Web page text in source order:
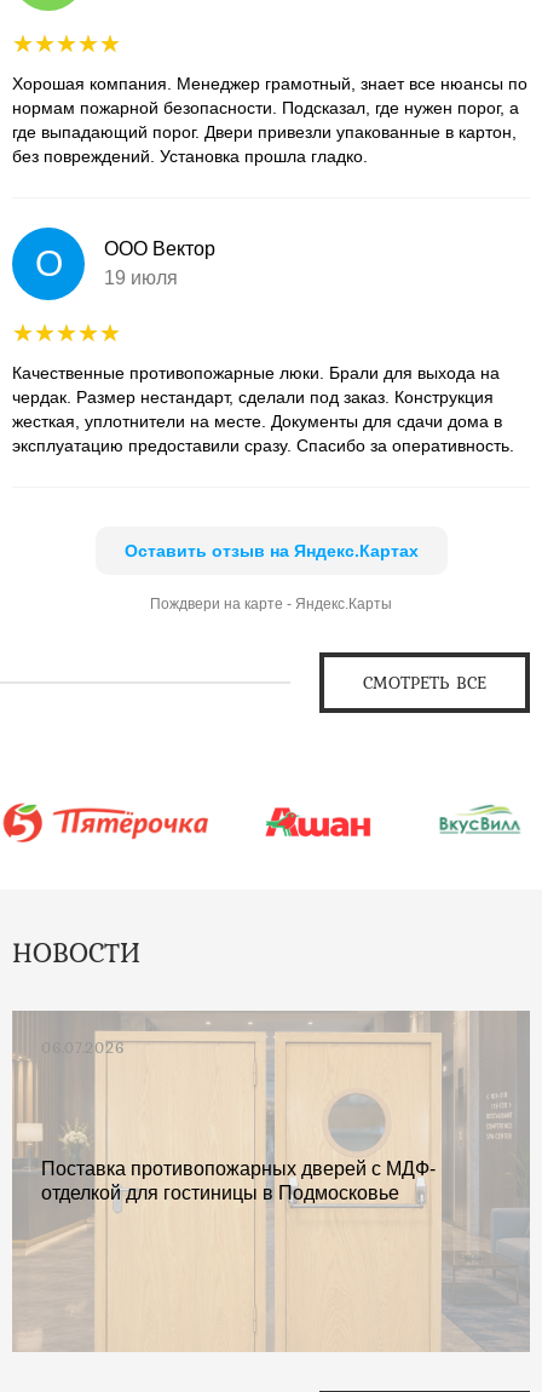
Хорошая компания. Менеджер грамотный, знает все нюансы по
нормам пожарной безопасности. Подсказал, где нужен порог, а
где выпадающий порог. Двери привезли упакованные в картон,
без повреждений. Установка прошла гладко.
О
ООО Вектор
19 июля
Качественные противопожарные люки. Брали для выхода на
чердак. Размер нестандарт, сделали под заказ. Конструкция
жесткая, уплотнители на месте. Документы для сдачи дома в
эксплуатацию предоставили сразу. Спасибо за оперативность.
Оставить отзыв на Яндекс.Картах
Пождвери на карте - Яндекс.Карты
СМОТРЕТЬ ВСЕ
НОВОСТИ
06.07.2026
Поставка противопожарных дверей с МДФ-
отделкой для гостиницы в Подмосковье